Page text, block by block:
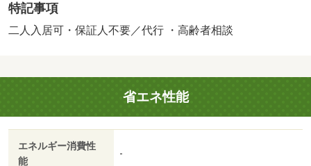
ルコニー／エアコン／室内洗濯置／温水洗浄便座／即入居
可／礼金不要／敷金不要／保証人不要／都市ガス／敷金・
校（高校・高専）まで２１４６ｍ／鹿児島大平田郵便局
（郵便局）まで３３２３ｍ／今給黎総合病院（病院）まで
２９２４ｍ／（株）タイヨー／タイヨー吉野店（スーパ
ー）まで３７２９ｍ／ローソン（コンビニ）まで２９７３
ｍ/賃貸戸数:40戸
特記事項
二人入居可・保証人不要／代行 ・高齢者相談
省エネ性能
エネルギー消費性
能
-